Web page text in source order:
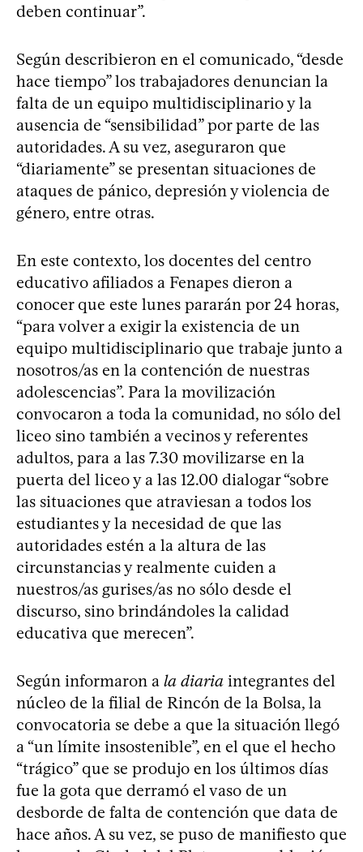
deben continuar”.
Según describieron en el comunicado, “desde
hace tiempo” los trabajadores denuncian la
falta de un equipo multidisciplinario y la
ausencia de “sensibilidad” por parte de las
autoridades. A su vez, aseguraron que
“diariamente” se presentan situaciones de
ataques de pánico, depresión y violencia de
género, entre otras.
En este contexto, los docentes del centro
educativo afiliados a Fenapes dieron a
conocer que este lunes pararán por 24 horas,
“para volver a exigir la existencia de un
equipo multidisciplinario que trabaje junto a
nosotros/as en la contención de nuestras
adolescencias”. Para la movilización
convocaron a toda la comunidad, no sólo del
liceo sino también a vecinos y referentes
adultos, para a las 7.30 movilizarse en la
puerta del liceo y a las 12.00 dialogar “sobre
las situaciones que atraviesan a todos los
estudiantes y la necesidad de que las
autoridades estén a la altura de las
circunstancias y realmente cuiden a
nuestros/as gurises/as no sólo desde el
discurso, sino brindándoles la calidad
educativa que merecen”.
Según informaron a la diaria integrantes del
núcleo de la filial de Rincón de la Bolsa, la
convocatoria se debe a que la situación llegó
a “un límite insostenible”, en el que el hecho
“trágico” que se produjo en los últimos días
fue la gota que derramó el vaso de un
desborde de falta de contención que data de
hace años. A su vez, se puso de manifiesto que